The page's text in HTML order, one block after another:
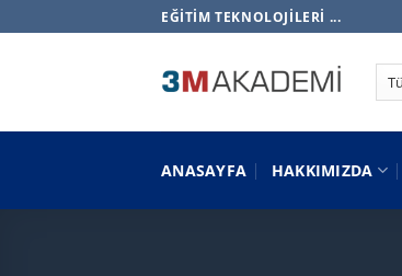
atla
EĞITIM TEKNOLOJILERI ...
ANASAYFA HAKKIMIZDA